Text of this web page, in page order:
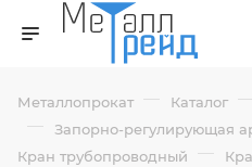
Металлопрокат — Каталог
— Запорно-регулирующая
Кран трубопроводный —